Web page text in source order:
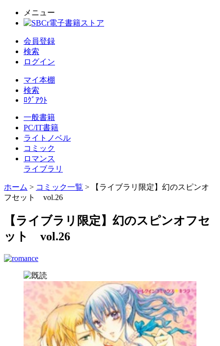
メニュー
会員登録
検索
ログイン
マイ本棚
検索
ﾛｸﾞｱｳﾄ
一般書籍
PC/IT書籍
ライトノベル
コミック
ロマンス
ライブラリ
ホーム > コミック一覧 > 【ライブラリ限定】幻のスピンオ
フセット vol.26
【ライブラリ限定】幻のスピンオフセ
ット vol.26